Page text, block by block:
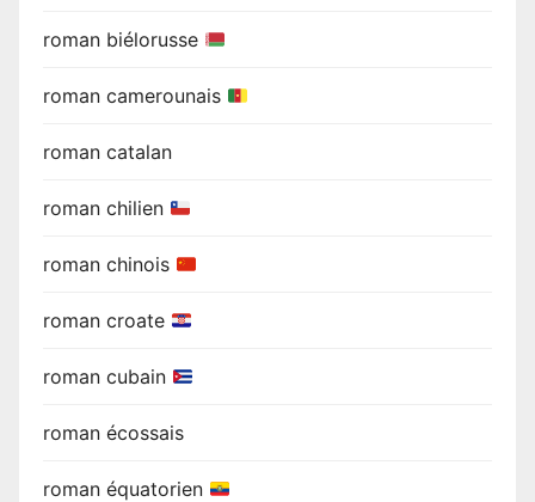
roman biélorusse
roman camerounais
roman catalan
roman chilien
roman chinois
roman croate
roman cubain
roman écossais
roman équatorien